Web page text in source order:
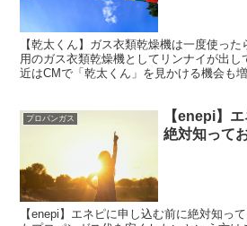
【乾太くん】ガス衣類乾燥機は一度使っ
用のガス衣類乾燥機としてリンナイが出
近はCMで「乾太くん」を見かける機会も
プロパンガス
【enepi】
絶対知って
【enepi】エネピに申し込む前に絶対知っ